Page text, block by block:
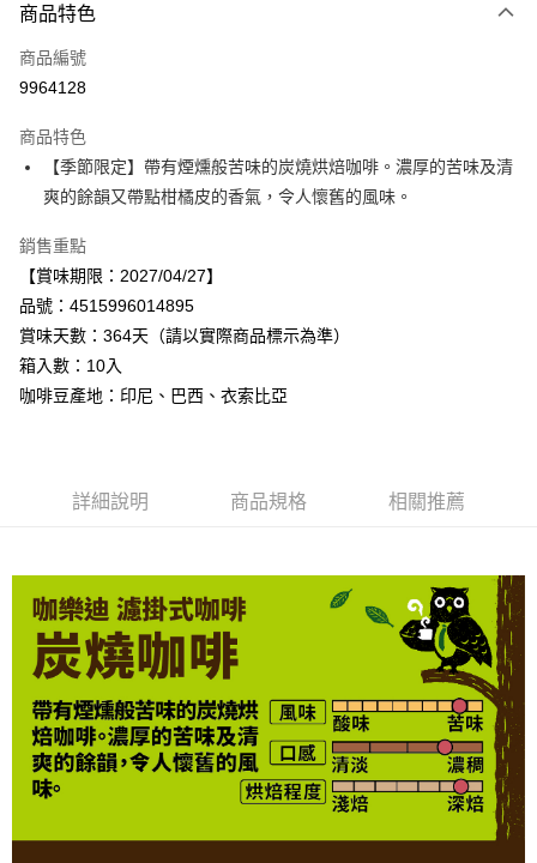
信用卡一次付款
LINE Pay
街口支付
悠遊付
Google Pay
全盈+PAY
AFTEE先享後付
相關說明
【關於「AFTEE先享後付」】
３．安心：先確認商品／服務後，再付款。
結帳頁面，進行簡訊認證並確認金額後，即可完成結帳。
２．訂單成立數日內，您將收到繳費通知簡訊。
３．收到繳費通知簡訊後14天內，點擊此簡訊中的連結，可透過四大超商／
ATM／網路銀行／等多元方式進行付款，方視為交易完成。
※ 請注意：結帳手續完成當下不需立刻繳費，但若您需要取消訂單，請聯絡
購買商品的店家。未經商家同意取消之訂單仍視為有效，需透過AFTEE先享
後付繳納相關費用。
※ 交易是否成功請以「AFTEE先享後付 」之結帳頁面顯示為準，若有關於
是否繳費成功／繳費後需取消欲退款等相關疑問，請聯繫「AFTEE先享後付
客戶支援中心」
https://netprotections.freshdesk.com/support/home
每筆NT$120，滿NT$899(含以上)免運費
商品特色
商品編號
9964128
商品特色
【季節限定】帶有煙燻般苦味的炭燒烘焙咖啡。濃厚的苦味及清
爽的餘韻又帶點柑橘皮的香氣，令人懷舊的風味。
銷售重點
【賞味期限：2027/04/27】
品號：4515996014895
賞味天數：364天（請以實際商品標示為準）
箱入數：10入
咖啡豆產地：印尼、巴西、衣索比亞
詳細說明 商品規格 相關推薦